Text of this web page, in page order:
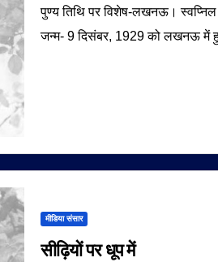
पुण्य तिथि पर विशेष-लखनऊ।
जन्म- 9 दिसंबर, 1929 को लखनऊ में
मीडिया संसार
सीढ़ि‍यों पर धूप में